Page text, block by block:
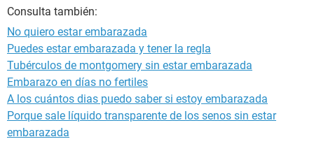
Consulta también:
No quiero estar embarazada
Puedes estar embarazada y tener la regla
Tubérculos de montgomery sin estar embarazada
Embarazo en días no fertiles
A los cuántos dias puedo saber si estoy embarazada
Porque sale líquido transparente de los senos sin estar
embarazada